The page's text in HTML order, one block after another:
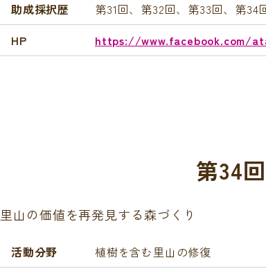
助成採択歴
第31回、第32回、第33回、第34
HP
https://www.facebook.com/
第34
里山の価値を再発見する森づくり
活動分野
植樹を含む里山の修復